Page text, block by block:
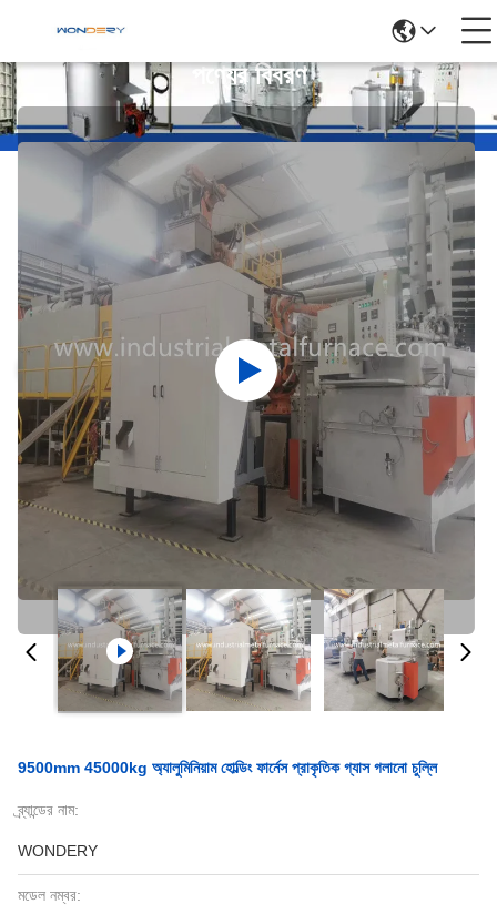
পণ্যের বিবরণ
9500mm 45000kg অ্যালুমিনিয়াম হোল্ডিং ফার্নেস প্রাকৃতিক গ্যাস গলানো চুল্লি
ব্র্যান্ডের নাম:
WONDERY
মডেল নম্বর: